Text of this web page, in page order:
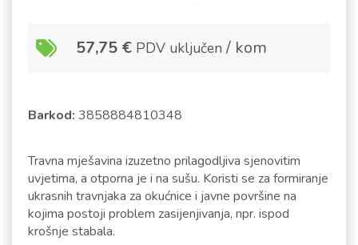
57,75 € PDV uključen / kom
Barkod: 3858884810348
Travna mješavina izuzetno prilagodljiva sjenovitim
uvjetima, a otporna je i na sušu. Koristi se za formiranje
ukrasnih travnjaka za okućnice i javne površine na
kojima postoji problem zasijenjivanja, npr. ispod
krošnje stabala.